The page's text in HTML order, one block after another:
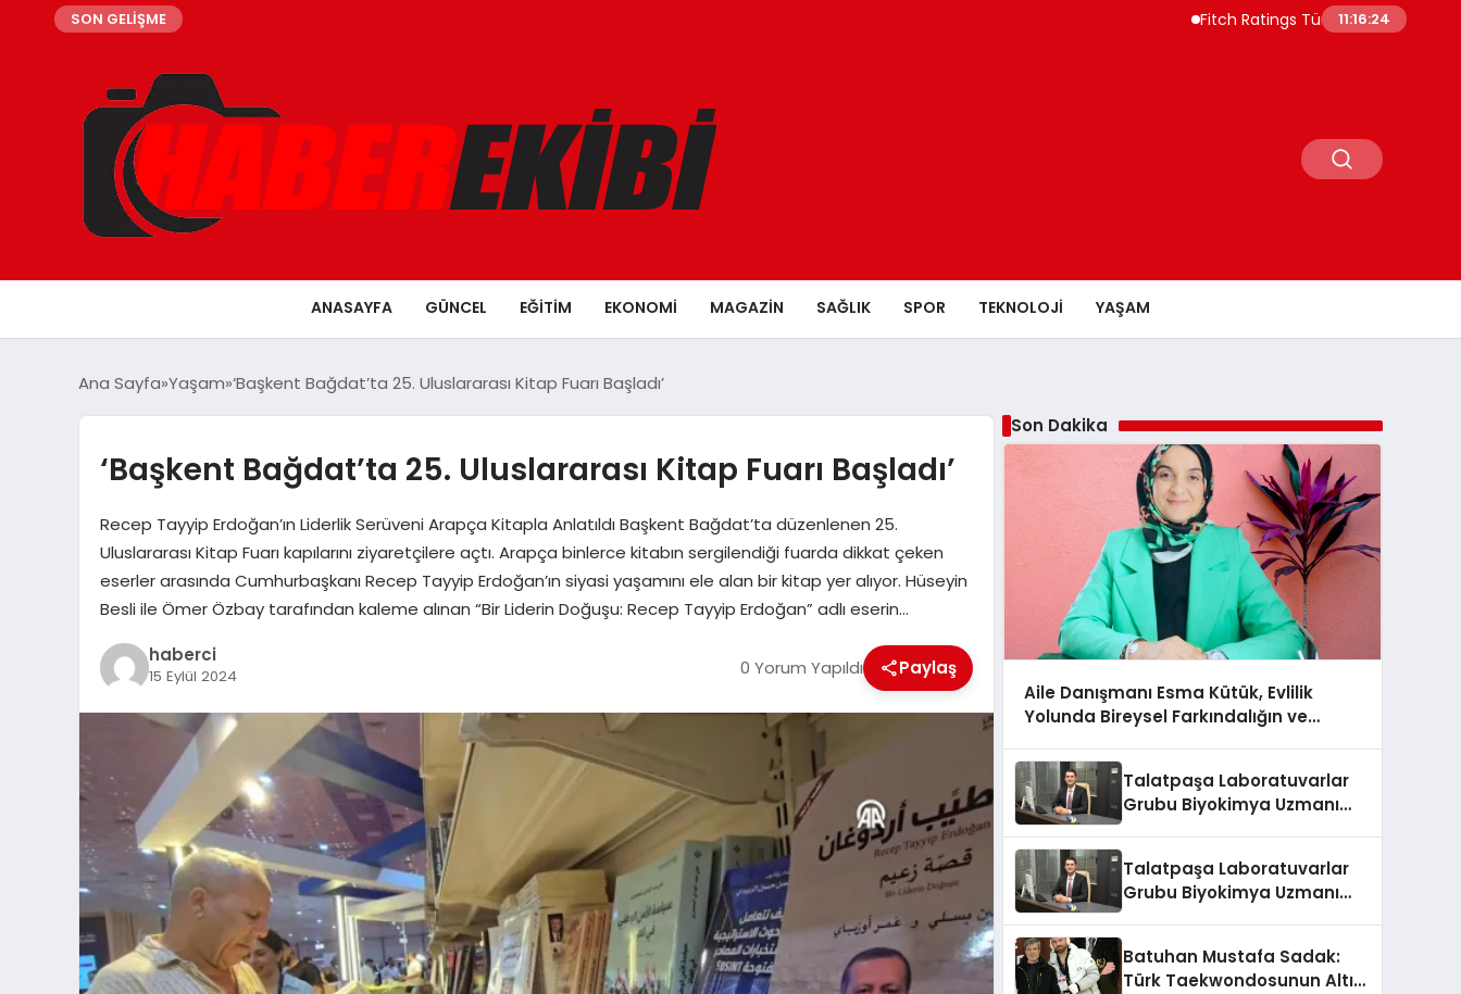
SON GELİŞME Fitch Ratings Türkiye Borç Piyasasının
11:16:25
ANASAYFA GÜNCEL EĞITIM EKONOMI MAGAZIN SAĞLIK SPOR TEKNOLOJI YAŞAM
Ana Sayfa Yaşam ‘Başkent Bağdat’ta 25. Uluslararası Kitap Fuarı Başladı’
‘Başkent Bağdat’ta 25. Uluslararası Kitap Fuarı Başladı’
Recep Tayyip Erdoğan’ın Liderlik Serüveni Arapça Kitapla Anlatıldı Başkent Bağdat’ta düzenlenen 25.
Uluslararası Kitap Fuarı kapılarını ziyaretçilere açtı. Arapça binlerce kitabın sergilendiği fuarda dikkat çeken
eserler arasında Cumhurbaşkanı Recep Tayyip Erdoğan’ın siyasi yaşamını ele alan bir kitap yer alıyor. Hüseyin
Besli ile Ömer Özbay tarafından kaleme alınan “Bir Liderin Doğuşu: Recep Tayyip Erdoğan” adlı eserin…
haberci
15 Eylül 2024 0 Yorum Yapıldı Paylaş
Son Dakika
Aile Danışmanı Esma Kütük, Evlilik
Yolunda Bireysel Farkındalığın ve
Talatpaşa Laboratuvarlar
Grubu Biyokimya Uzmanı
Talatpaşa Laboratuvarlar
Grubu Biyokimya Uzmanı
Batuhan Mustafa Sadak:
Türk Taekwondosunun Altın